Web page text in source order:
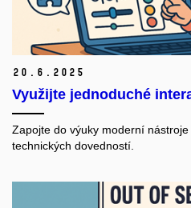
20. 6. 2025
Využijte jednoduché
Zapojte do výuky moderní
technických dovedností.